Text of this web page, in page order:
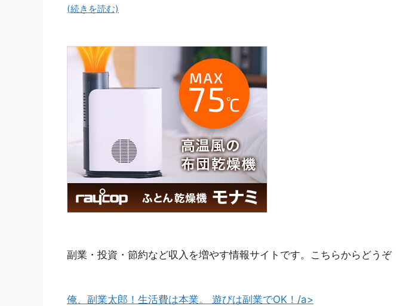
(続きを読む)
副業・投資・節約など収入を増やす情報サイトです。こちらからどうぞ
俺、副業太郎！生活費は本業。 遊びは副業でOK！/a>